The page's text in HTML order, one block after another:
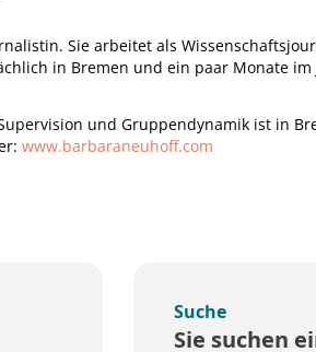
Sie arbeitet als
in Bremen und ein paar Monate im
und Gruppendynamik ist in
www.barbaraneuhoff.com
Suche
Sie suchen